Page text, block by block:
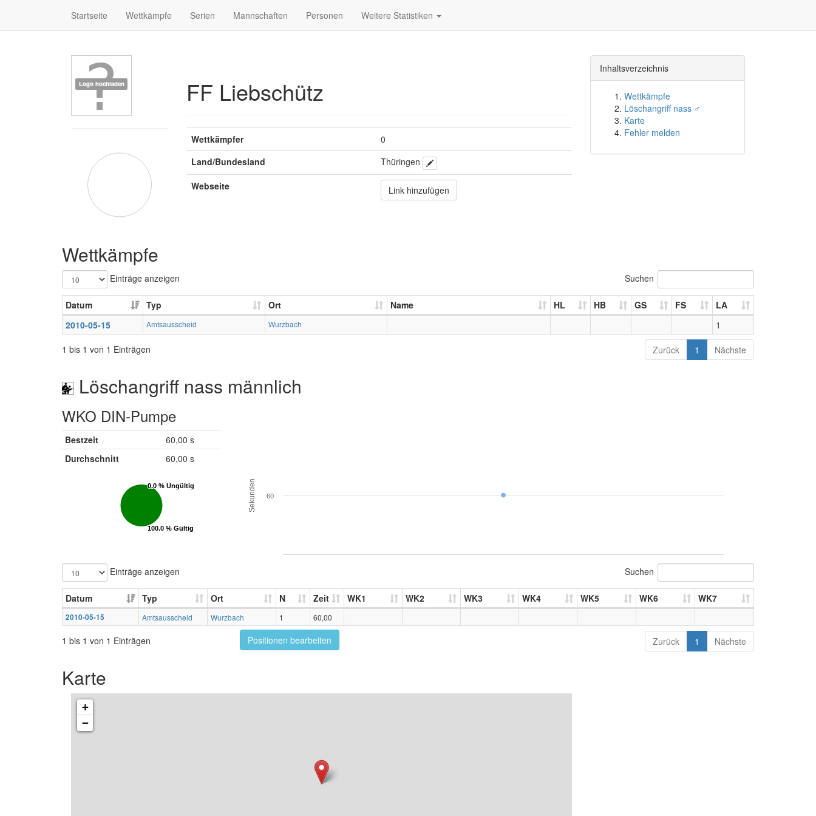
Startseite Wettkämpfe Serien Mannschaften Personen Weitere Statistiken
FF Liebschütz
Wettkämpfer
0
Land/Bundesland
Thüringen
Webseite
Link hinzufügen
Inhaltsverzeichnis
Wettkämpfe
Löschangriff nass ♂
Karte
Fehler melden
Wettkämpfe
Einträge anzeigen Suchen
Datum Typ Ort Name HL HB GS FS
LA
2010-05-15
Amtsausscheid Wurzbach
1
1 bis 1 von 1 Einträgen
Zurück 1 Nächste
Löschangriff nass männlich
WKO DIN-Pumpe
Bestzeit
60,00 s
Durchschnitt
60,00 s
0.0 % Ungültig
0.0 % Ungültig
100.0 % Gültig
100.0 % Gültig
Sekunden 60
Einträge anzeigen Suchen
Datum Typ Ort N Zeit WK1 WK2 WK3 WK4 WK5 WK6 WK7
2010-05-15 Amtsausscheid Wurzbach 1 60,00
1 bis 1 von 1 Einträgen Positionen bearbeiten Zurück 1 Nächste
Karte
+
−